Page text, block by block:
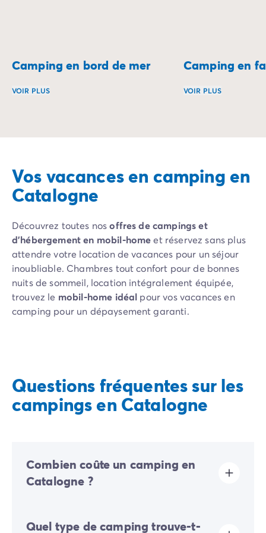
Camping en bord de mer
VOIR PLUS
Camping en
VOIR PLUS
Vos vacances en camping en
Catalogne
Découvrez toutes nosoffres de campings et
d’hébergement en mobil-homeet réservez sans plus
attendre votre location de vacances pour un séjour
inoubliable. Chambres tout confort pour de bonnes
nuits de sommeil, location intégralement équipée,
trouvez le mobil-home idéal pour vos vacances en
camping pour un dépaysement garanti.
Questions fréquentes sur les
campings en Catalogne
Combien coûte un camping en
Catalogne ?
dépend de nombreux critères : date du séjour,
Quel type de camping trouve-t-